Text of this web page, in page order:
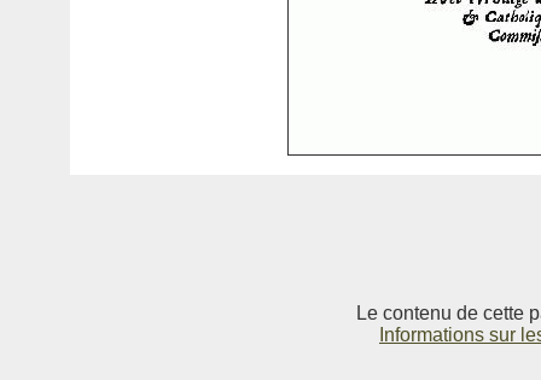
Le contenu de cette
Informations sur